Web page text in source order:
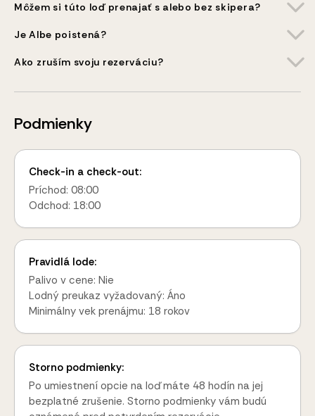
Môžem si túto loď prenajať s alebo bez skipera?
Je Albe poistená?
Ako zruším svoju rezerváciu?
Podmienky
Check-in a check-out:
Príchod: 08:00
Odchod: 18:00
Pravidlá lode:
Palivo v cene: Nie
Lodný preukaz vyžadovaný: Áno
Minimálny vek prenájmu: 18 rokov
Storno podmienky:
Po umiestnení opcie na loď máte 48 hodín na jej
bezplatné zrušenie. Storno podmienky vám budú